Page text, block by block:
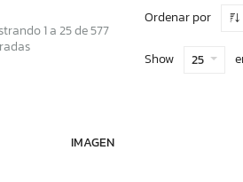
1 a 25 de 577
Ordenar por
Show 25
IMAGEN